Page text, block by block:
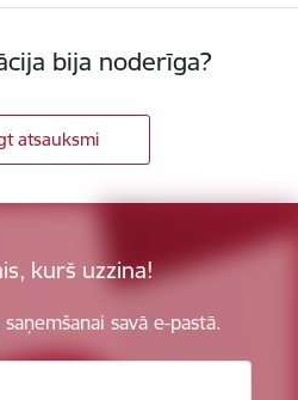
bija noderīga?
atsauksmi
kurš uzzina!
savā e-pastā.